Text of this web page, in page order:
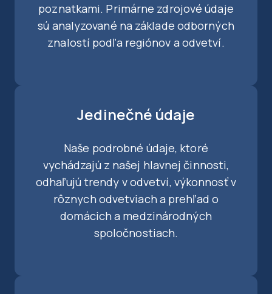
poznatkami. Primárne zdrojové údaje
sú analyzované na základe odborných
znalostí podľa regiónov a odvetví.
Jedinečné údaje
Naše podrobné údaje, ktoré
vychádzajú z našej hlavnej činnosti,
odhaľujú trendy v odvetví, výkonnosť v
rôznych odvetviach a prehľad o
domácich a medzinárodných
spoločnostiach.